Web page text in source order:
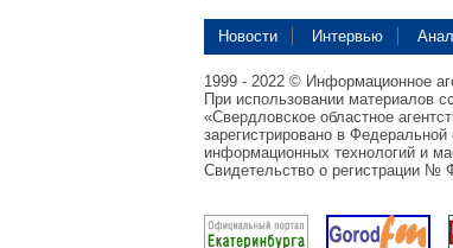
Новости Интервью
1999 - 2022 © Информационное
При использовании материалов
«Свердловское областное
зарегистрировано в
информационных технологий и
Свидетельство о регистрации №